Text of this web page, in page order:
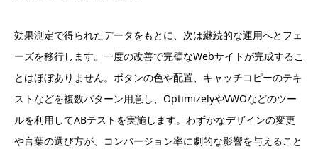
効果測定で得られたデータをもとに、次は継続的な運用へとフェ
ーズを移行します。一度の改善で完璧なWebサイトが完成するこ
とはほぼありません。ボタンの色や配置、キャッチコピーのテキ
ストなどを複数パターン用意し、OptimizelyやVWOなどのツー
ルを利用してABテストを実施します。わずかなデザインの変更
や言葉の選び方が、コンバージョン率に劇的な影響を与えること